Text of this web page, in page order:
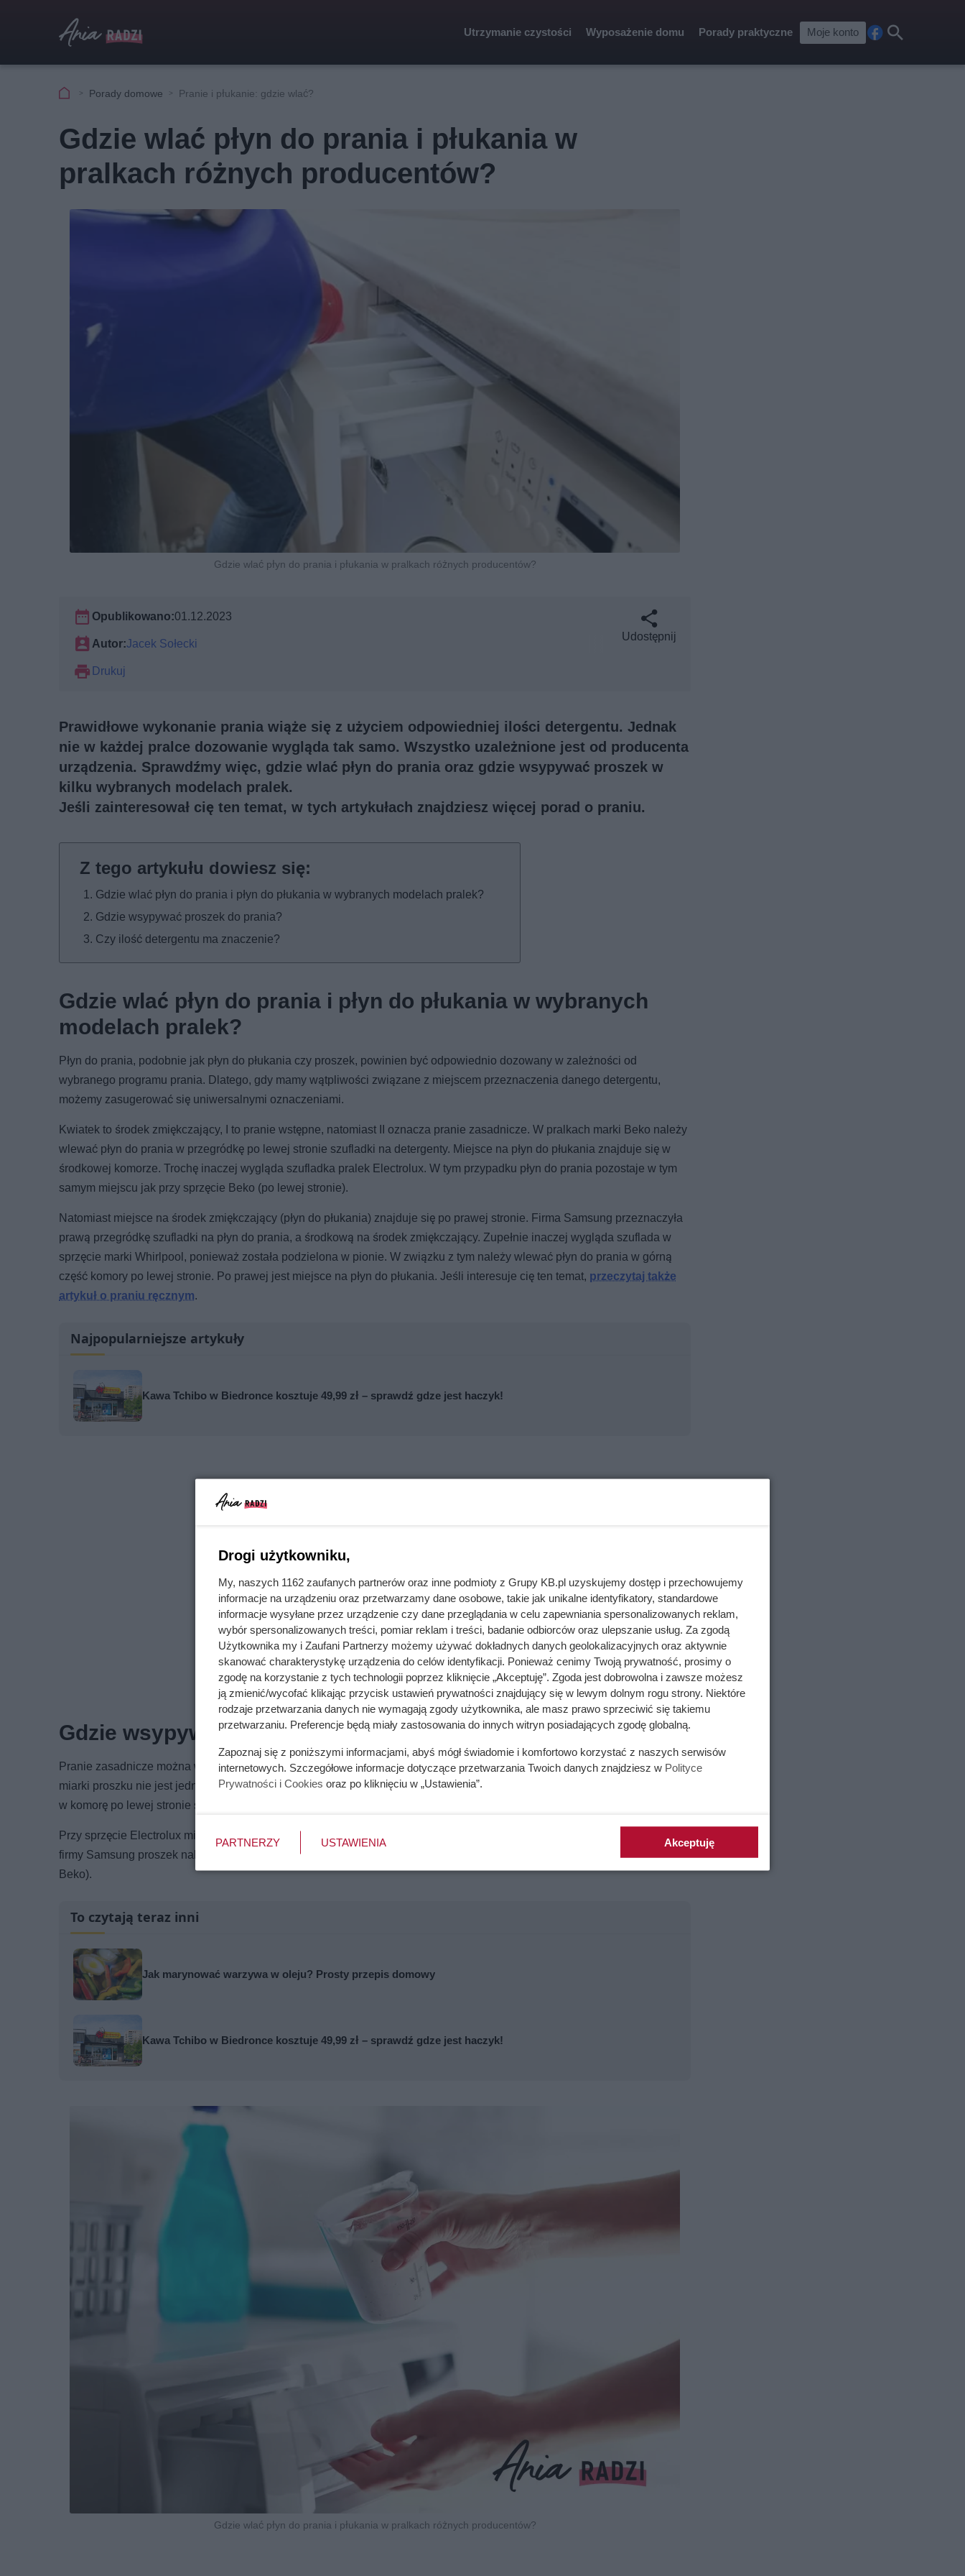
Utrzymanie czystości Wyposażenie domu Porady praktyczne Moje konto
cebkaj
Porady domowe Pranie i płukanie: gdzie wlać?
Gdzie wlać płyn do prania i płukania w
pralkach różnych producentów?
Gdzie wlać płyn do prania i płukania w pralkach różnych producentów?
Opublikowano:01.12.2023
Autor:Jacek Sołecki
Drukuj
Udostępnij
Prawidłowe wykonanie prania wiąże się z użyciem odpowiedniej ilości detergentu. Jednak
nie w każdej pralce dozowanie wygląda tak samo. Wszystko uzależnione jest od producenta
urządzenia. Sprawdźmy więc, gdzie wlać płyn do prania oraz gdzie wsypywać proszek w
kilku wybranych modelach pralek.
Jeśli zainteresował cię ten temat, w tych artykułach znajdziesz więcej porad o praniu.
Gdzie wlać płyn do prania i płyn do płukania w wybranych modelach pralek?
Gdzie wsypywać proszek do prania?
Czy ilość detergentu ma znaczenie?
Gdzie wlać płyn do prania i płyn do płukania w wybranych
modelach pralek?
Płyn do prania, podobnie jak płyn do płukania czy proszek, powinien być odpowiednio dozowany w zależności od
wybranego programu prania. Dlatego, gdy mamy wątpliwości związane z miejscem przeznaczenia danego detergentu,
możemy zasugerować się uniwersalnymi oznaczeniami.
Kwiatek to środek zmiękczający, I to pranie wstępne, natomiast II oznacza pranie zasadnicze. W pralkach marki Beko należy
wlewać płyn do prania w przegródkę po lewej stronie szufladki na detergenty. Miejsce na płyn do płukania znajduje się w
środkowej komorze. Trochę inaczej wygląda szufladka pralek Electrolux. W tym przypadku płyn do prania pozostaje w tym
samym miejscu jak przy sprzęcie Beko (po lewej stronie).
Natomiast miejsce na środek zmiękczający (płyn do płukania) znajduje się po prawej stronie. Firma Samsung przeznaczyła
prawą przegródkę szufladki na płyn do prania, a środkową na środek zmiękczający. Zupełnie inaczej wygląda szuflada w
sprzęcie marki Whirlpool, ponieważ została podzielona w pionie. W związku z tym należy wlewać płyn do prania w górną
część komory po lewej stronie. Po prawej jest miejsce na płyn do płukania. Jeśli interesuje cię ten temat, przeczytaj także
artykuł o praniu ręcznym.
Najpopularniejsze artykuły
Kawa Tchibo w Biedronce kosztuje 49,99 zł – sprawdź gdze jest haczyk!
Gdzie wsypywać proszek do prania?
Pranie zasadnicze można wykonywać, wykorzystując płyn do prania lub proszek. Miejsce umieszczenia odpowiedniej
miarki proszku nie jest jednakowe. Na przykład w urządzeniach marki Beko, proszek do prania zasadniczego należy wsypać
w komorę po lewej stronie szuflady na detergenty.
Przy sprzęcie Electrolux miejsce proszku znajduje się w środkowej przegrodzie szufladki. Z kolei w pralce automatycznej
firmy Samsung proszek należy wsypywać w przegródkę po lewej stronie szuflady na detergenty (tak jak w urządzeniach
Beko).
To czytają teraz inni
Jak marynować warzywa w oleju? Prosty przepis domowy
Kawa Tchibo w Biedronce kosztuje 49,99 zł – sprawdź gdze jest haczyk!
Gdzie wlać płyn do prania i płukania w pralkach różnych producentów?
Drogi użytkowniku,
My, naszych 1162 zaufanych partnerów oraz inne podmioty z Grupy KB.pl uzyskujemy dostęp i przechowujemy
informacje na urządzeniu oraz przetwarzamy dane osobowe, takie jak unikalne identyfikatory, standardowe
informacje wysyłane przez urządzenie czy dane przeglądania w celu zapewniania spersonalizowanych reklam,
wybór spersonalizowanych treści, pomiar reklam i treści, badanie odbiorców oraz ulepszanie usług. Za zgodą
Użytkownika my i Zaufani Partnerzy możemy używać dokładnych danych geolokalizacyjnych oraz aktywnie
skanować charakterystykę urządzenia do celów identyfikacji. Ponieważ cenimy Twoją prywatność, prosimy o
zgodę na korzystanie z tych technologii poprzez kliknięcie „Akceptuję”. Zgoda jest dobrowolna i zawsze możesz
ją zmienić/wycofać klikając przycisk ustawień prywatności znajdujący się w lewym dolnym rogu strony. Niektóre
rodzaje przetwarzania danych nie wymagają zgody użytkownika, ale masz prawo sprzeciwić się takiemu
przetwarzaniu. Preferencje będą miały zastosowania do innych witryn posiadających zgodę globalną.
Zapoznaj się z poniższymi informacjami, abyś mógł świadomie i komfortowo korzystać z naszych serwisów
internetowych. Szczegółowe informacje dotyczące przetwarzania Twoich danych znajdziesz w Polityce
Prywatności i Cookies oraz po kliknięciu w „Ustawienia”.
PARTNERZY USTAWIENIA Akceptuję